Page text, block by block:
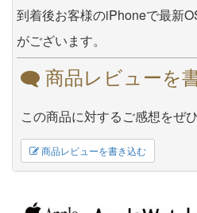
到着後お客様のiPhoneで最新
がございます。
商品レビューを
この商品に対するご感想をぜ
商品レビューを書き込む